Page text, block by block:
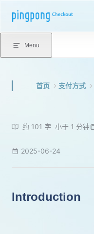
Skip to content
Menu
首页 支付方式
约 101 字 小于 1 分钟
2025-06-24
Introduction